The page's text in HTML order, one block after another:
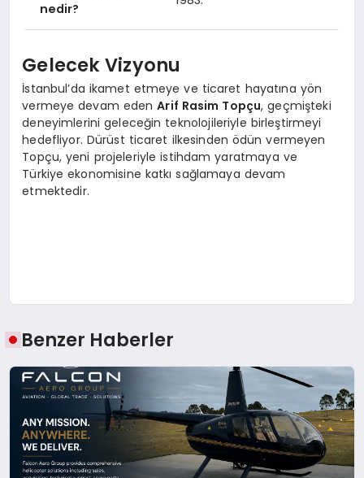
nedir?
Gelecek Vizyonu
İstanbul’da ikamet etmeye ve ticaret hayatına yön
vermeye devam edenArif Rasim Topçu, geçmişteki
deneyimlerini geleceğin teknolojileriyle birleştirmeyi
hedefliyor. Dürüst ticaret ilkesinden ödün vermeyen
Topçu, yeni projeleriyle istihdam yaratmaya ve
Türkiye ekonomisine katkı sağlamaya devam
etmektedir.
Benzer Haberler